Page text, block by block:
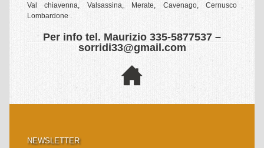
EVENTI
Shiatsu presentazioni gratuite
ESPERIENZE
Shiatsu & Bambini – Ragazzi
Shiatsu & Diversamente Abili
Val chiavenna, Valsassina, Merate, Cavenago, Cernusco
Lombardone .
Per info tel. Maurizio 335-5877537 –
sorridi33@gmail.com
NEWSLETTER